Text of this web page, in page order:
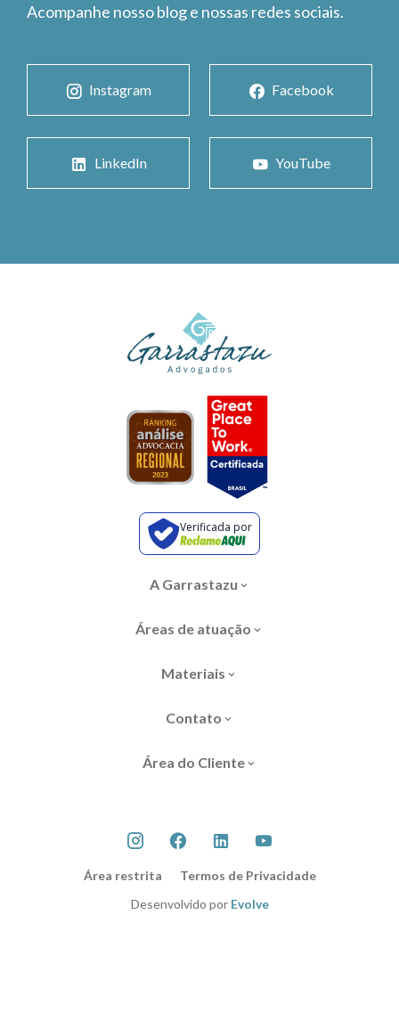
Acompanhe nosso blog e nossas redes sociais.
Instagram Facebook
LinkedIn YouTube
Verificada por
A Garrastazu
Áreas de atuação
Materiais
Contato
Área do Cliente
Área restrita
Termos de Privacidade
Desenvolvido por Evolve